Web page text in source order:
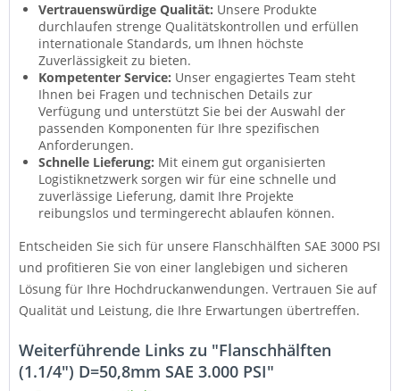
Vertrauenswürdige Qualität: Unsere Produkte
durchlaufen strenge Qualitätskontrollen und erfüllen
internationale Standards, um Ihnen höchste
Zuverlässigkeit zu bieten.
Kompetenter Service: Unser engagiertes Team steht
Ihnen bei Fragen und technischen Details zur
Verfügung und unterstützt Sie bei der Auswahl der
passenden Komponenten für Ihre spezifischen
Anforderungen.
Schnelle Lieferung: Mit einem gut organisierten
Logistiknetzwerk sorgen wir für eine schnelle und
zuverlässige Lieferung, damit Ihre Projekte
reibungslos und termingerecht ablaufen können.
Entscheiden Sie sich für unsere Flanschhälften SAE 3000 PSI
und profitieren Sie von einer langlebigen und sicheren
Lösung für Ihre Hochdruckanwendungen. Vertrauen Sie auf
Qualität und Leistung, die Ihre Erwartungen übertreffen.
Weiterführende Links zu "Flanschhälften
(1.1/4") D=50,8mm SAE 3.000 PSI"